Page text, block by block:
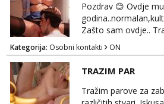
Pozdrav 😊 Ovdje
Zašto sam ovdje..
djevojku,gospođicu,
oralno
željna,i želiš uživat u
sa potpunim
prepusti.. Manje
bucka..bitno mi je da
Kategorija: Osobni kontakti ON
TRAZIM PAR
Tražim parove za